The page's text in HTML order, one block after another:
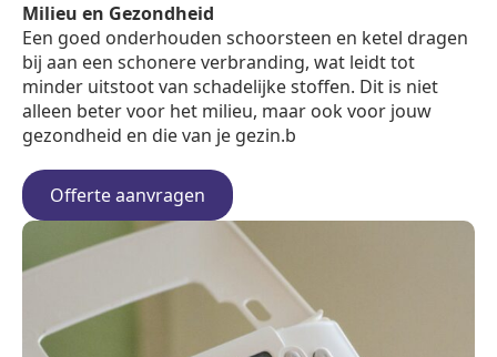
Milieu en Gezondheid
Een goed onderhouden schoorsteen en ketel dragen
bij aan een schonere verbranding, wat leidt tot
minder uitstoot van schadelijke stoffen. Dit is niet
alleen beter voor het milieu, maar ook voor jouw
gezondheid en die van je gezin.b
Offerte aanvragen